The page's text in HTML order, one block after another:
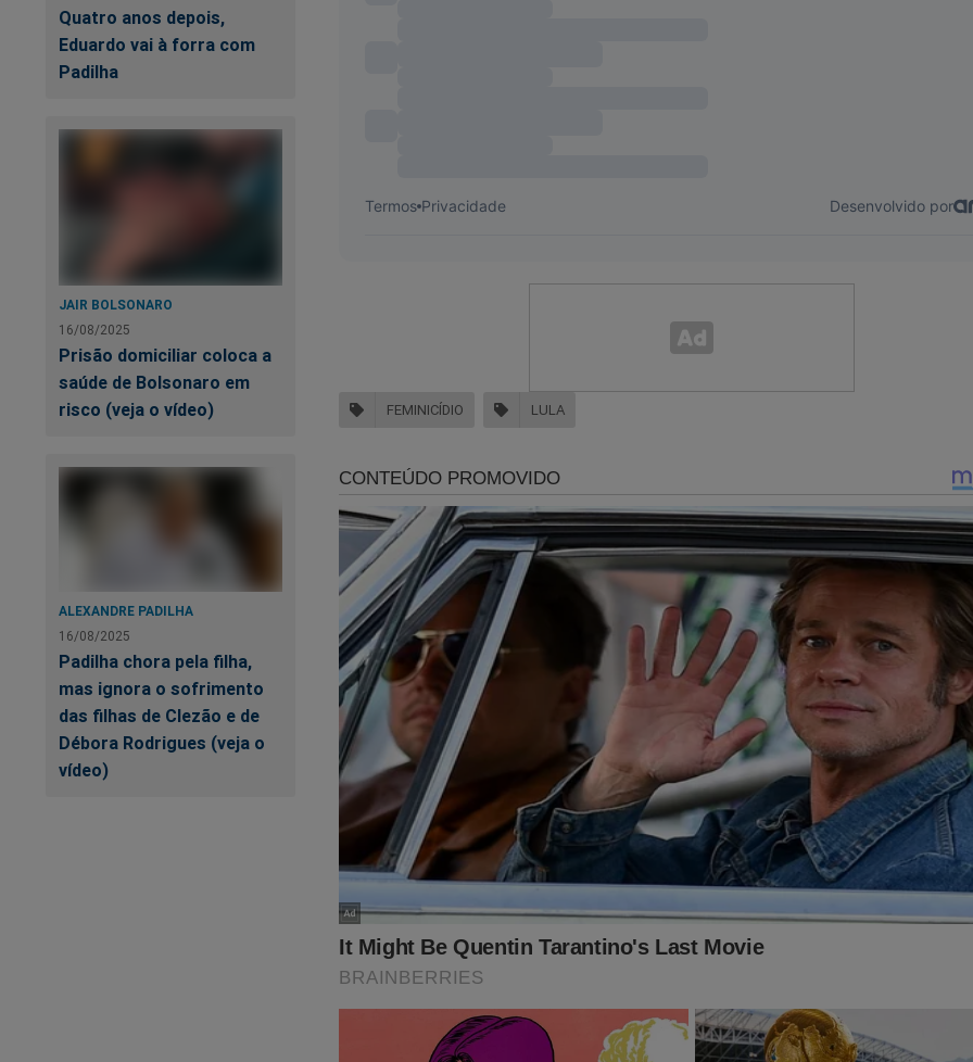
Quatro anos depois,
Eduardo vai à forra com
Padilha
JAIR BOLSONARO
16/08/2025
Prisão domiciliar coloca a
saúde de Bolsonaro em
risco (veja o vídeo)
ALEXANDRE PADILHA
16/08/2025
Padilha chora pela filha,
mas ignora o sofrimento
das filhas de Clezão e de
Débora Rodrigues (veja o
vídeo)
FEMINICÍDIO LULA